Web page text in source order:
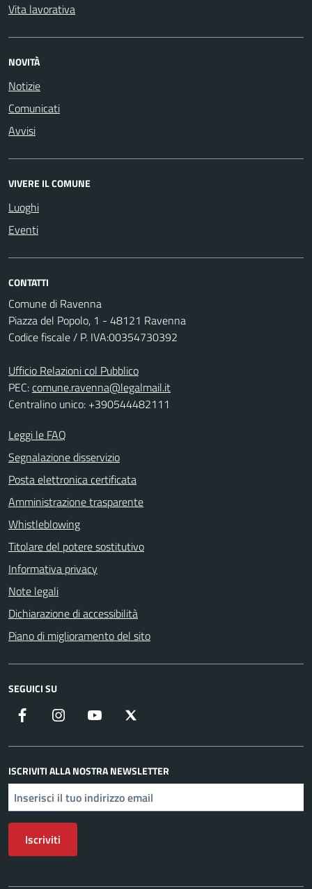
Vita lavorativa
NOVITÀ
Notizie
Comunicati
Avvisi
VIVERE IL COMUNE
Luoghi
Eventi
CONTATTI
Comune di Ravenna
Piazza del Popolo, 1 - 48121 Ravenna
Codice fiscale / P. IVA:00354730392
Ufficio Relazioni col Pubblico
PEC:comune.ravenna@legalmail.it
Centralino unico: +390544482111
Leggi le FAQ
Segnalazione disservizio
Posta elettronica certificata
Amministrazione trasparente
Whistleblowing
Titolare del potere sostitutivo
Informativa privacy
Note legali
Dichiarazione di accessibilità
Piano di miglioramento del sito
SEGUICI SU
Facebook Instagram YouTube
ISCRIVITI ALLA NOSTRA NEWSLETTER